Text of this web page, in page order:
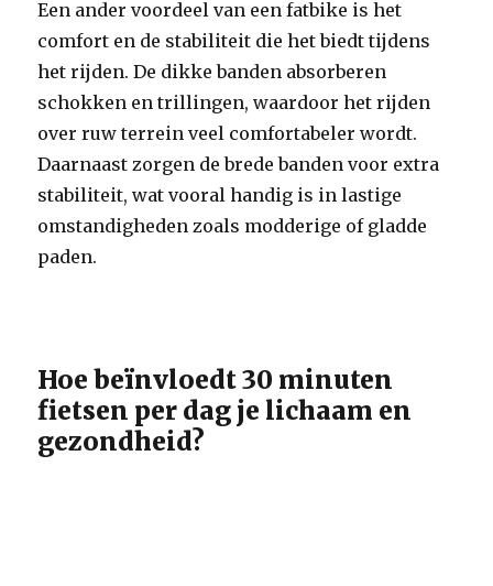
Een ander voordeel van een fatbike is het
comfort en de stabiliteit die het biedt tijdens
het rijden. De dikke banden absorberen
schokken en trillingen, waardoor het rijden
over ruw terrein veel comfortabeler wordt.
Daarnaast zorgen de brede banden voor extra
stabiliteit, wat vooral handig is in lastige
omstandigheden zoals modderige of gladde
paden.
Hoe beïnvloedt 30 minuten
fietsen per dag je lichaam en
gezondheid?